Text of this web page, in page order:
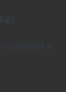
공)
의 권리보다 우